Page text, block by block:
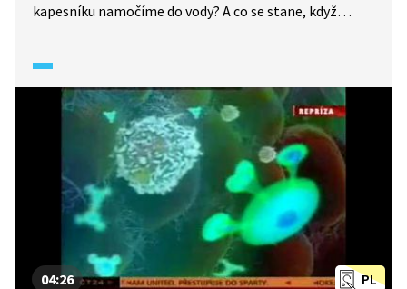
kapesníku namočíme do vody? A co se stane, když
PL
04:26